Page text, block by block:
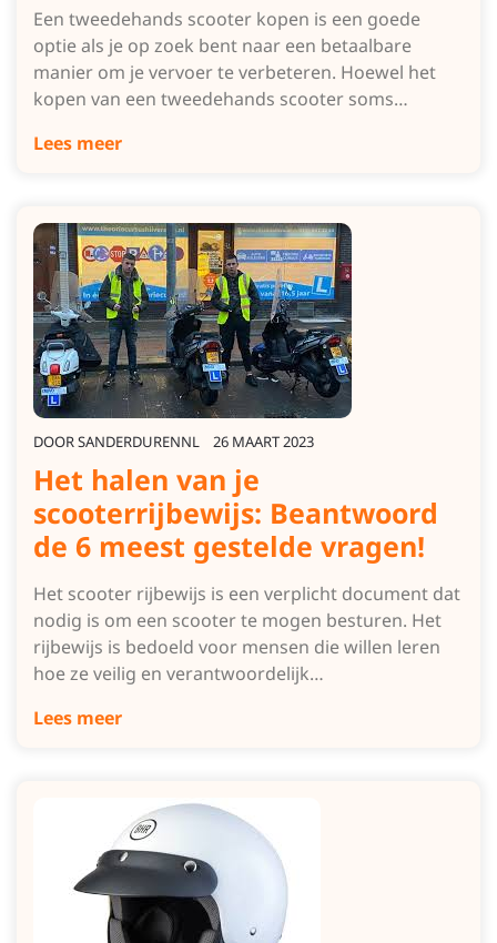
Een tweedehands scooter kopen is een goede
optie als je op zoek bent naar een betaalbare
manier om je vervoer te verbeteren. Hoewel het
kopen van een tweedehands scooter soms…
Lees meer
DOORSANDERDURENNL 26 MAART 2023
Het halen van je
scooterrijbewijs: Beantwoord
de 6 meest gestelde vragen!
Het scooter rijbewijs is een verplicht document dat
nodig is om een scooter te mogen besturen. Het
rijbewijs is bedoeld voor mensen die willen leren
hoe ze veilig en verantwoordelijk…
Lees meer